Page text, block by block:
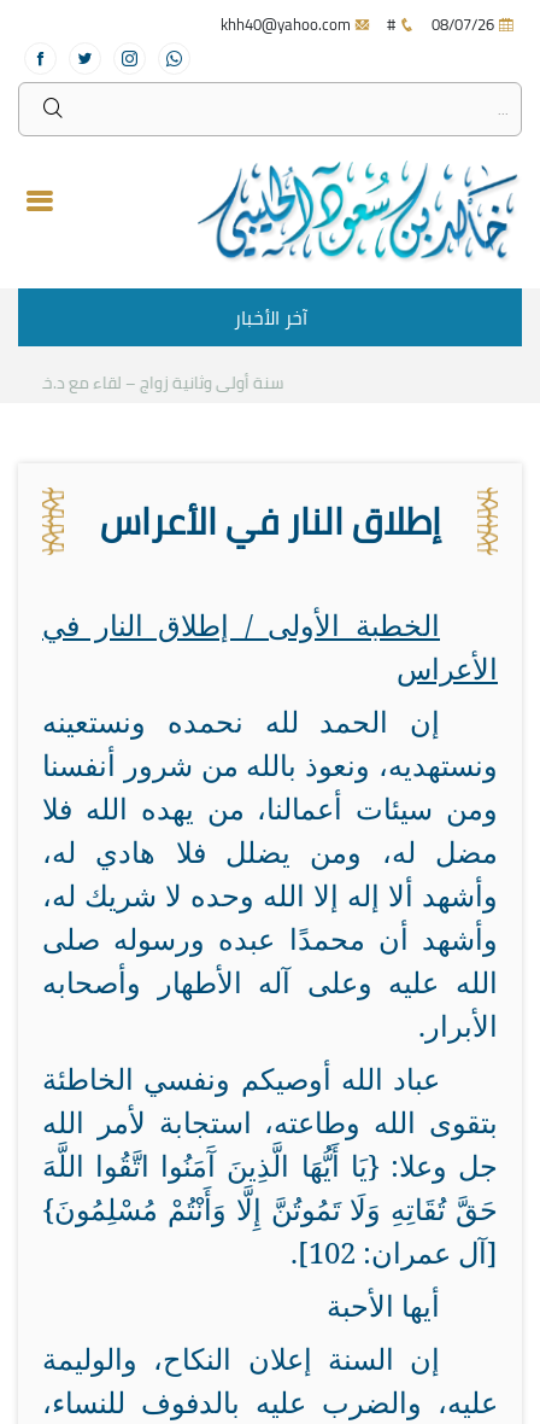
#
آخر الأخبار
سنة أولى وثانية زواج – لقاء مع د.خالد الحليبي
إطلاق النار في الأعراس
الخطبة الأولى / إطلاق النار في
الأعراس
إن الحمد لله نحمده ونستعينه
ونستهديه، ونعوذ بالله من شرور أنفسنا
ومن سيئات أعمالنا، من يهده الله فلا
مضل له، ومن يضلل فلا هادي له،
وأشهد ألا إله إلا الله وحده لا شريك له،
وأشهد أن محمدًا عبده ورسوله صلى
الله عليه وعلى آله الأطهار وأصحابه
الأبرار .
عباد الله أوصيكم ونفسي الخاطئة
بتقوى الله وطاعته، استجابة لأمر الله
جل وعلا: {يَا أَيُّهَا الَّذِينَ آَمَنُوا اتَّقُوا اللَّهَ
حَقَّ تُقَاتِهِ وَلَا تَمُوتُنَّ إِلَّا وَأَنْتُمْ مُسْلِمُونَ}
[آل عمران: 102].
أيها الأحبة
إن السنة إعلان النكاح، والوليمة
عليه، والضرب عليه بالدفوف للنساء،